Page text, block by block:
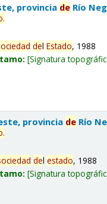
provincia de Río
.
delEstado, 1988
Signatura
provincia de Río
.
delestado, 1988
Signatura